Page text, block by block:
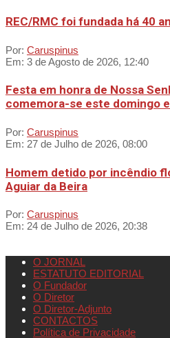
REC/RMC foi fundada há 40
Por: Caruspinus
Em: 3 de Agosto de 2026, 12:40
Festa em honra de Nossa
comemora-se este domingo
Por: Caruspinus
Em: 27 de Julho de 2026, 08:00
Homem detido por incêndio
Aguiar da Beira
Por: Caruspinus
Em: 24 de Julho de 2026, 20:38
O JORNAL
ESTATUTO EDITORIAL
O Fundador
O Diretor
O Diretor-Adjunto
CONTACTOS
Política de Privacidade